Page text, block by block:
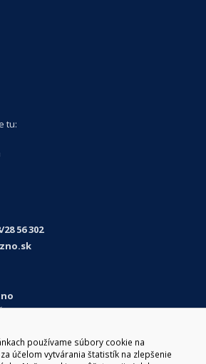
používame súbory cookie na
účelom vytvárania štatistík na zlepšenie
tu:
28 56 302
1